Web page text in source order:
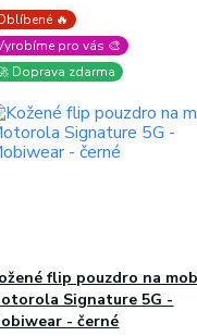
🔥
pro vás 🎨
Doprava zdarma
flip pouzdro na
Signature 5G -
- černé